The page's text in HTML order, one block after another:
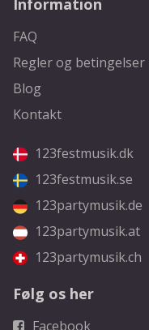
Information
FAQ
Regler og betingelser
Blog
Kontakt
123festmusik.dk
123festmusik.se
123partymusik.de
123partymusik.at
123partymusik.ch
Følg os her
Facebook